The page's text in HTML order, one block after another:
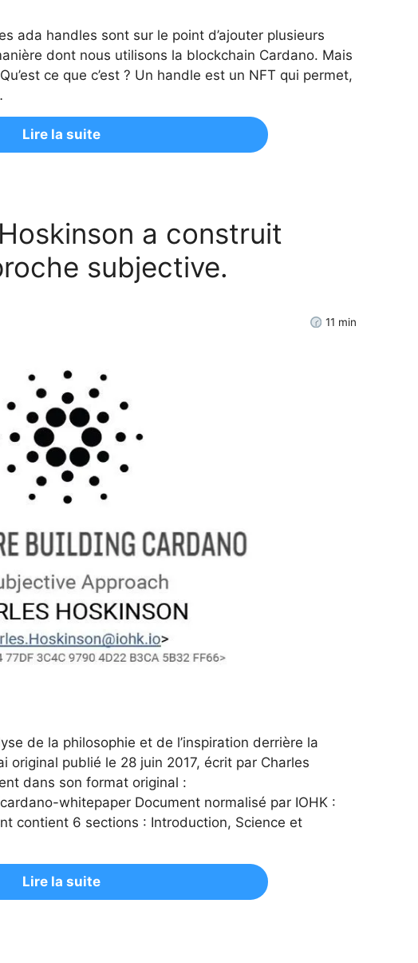
ada handles sont sur le point d’ajouter plusieurs
dont nous utilisons la blockchain Cardano. Mais
ce que c’est ? Un handle est un NFT qui permet,
Lire la suite
a construit
subjective.
11 min
de la philosophie et de l’inspiration derrière la
original publié le 28 juin 2017, écrit par Charles
dans son format original :
whitepaper Document normalisé par IOHK :
contient 6 sections : Introduction, Science et
Lire la suite